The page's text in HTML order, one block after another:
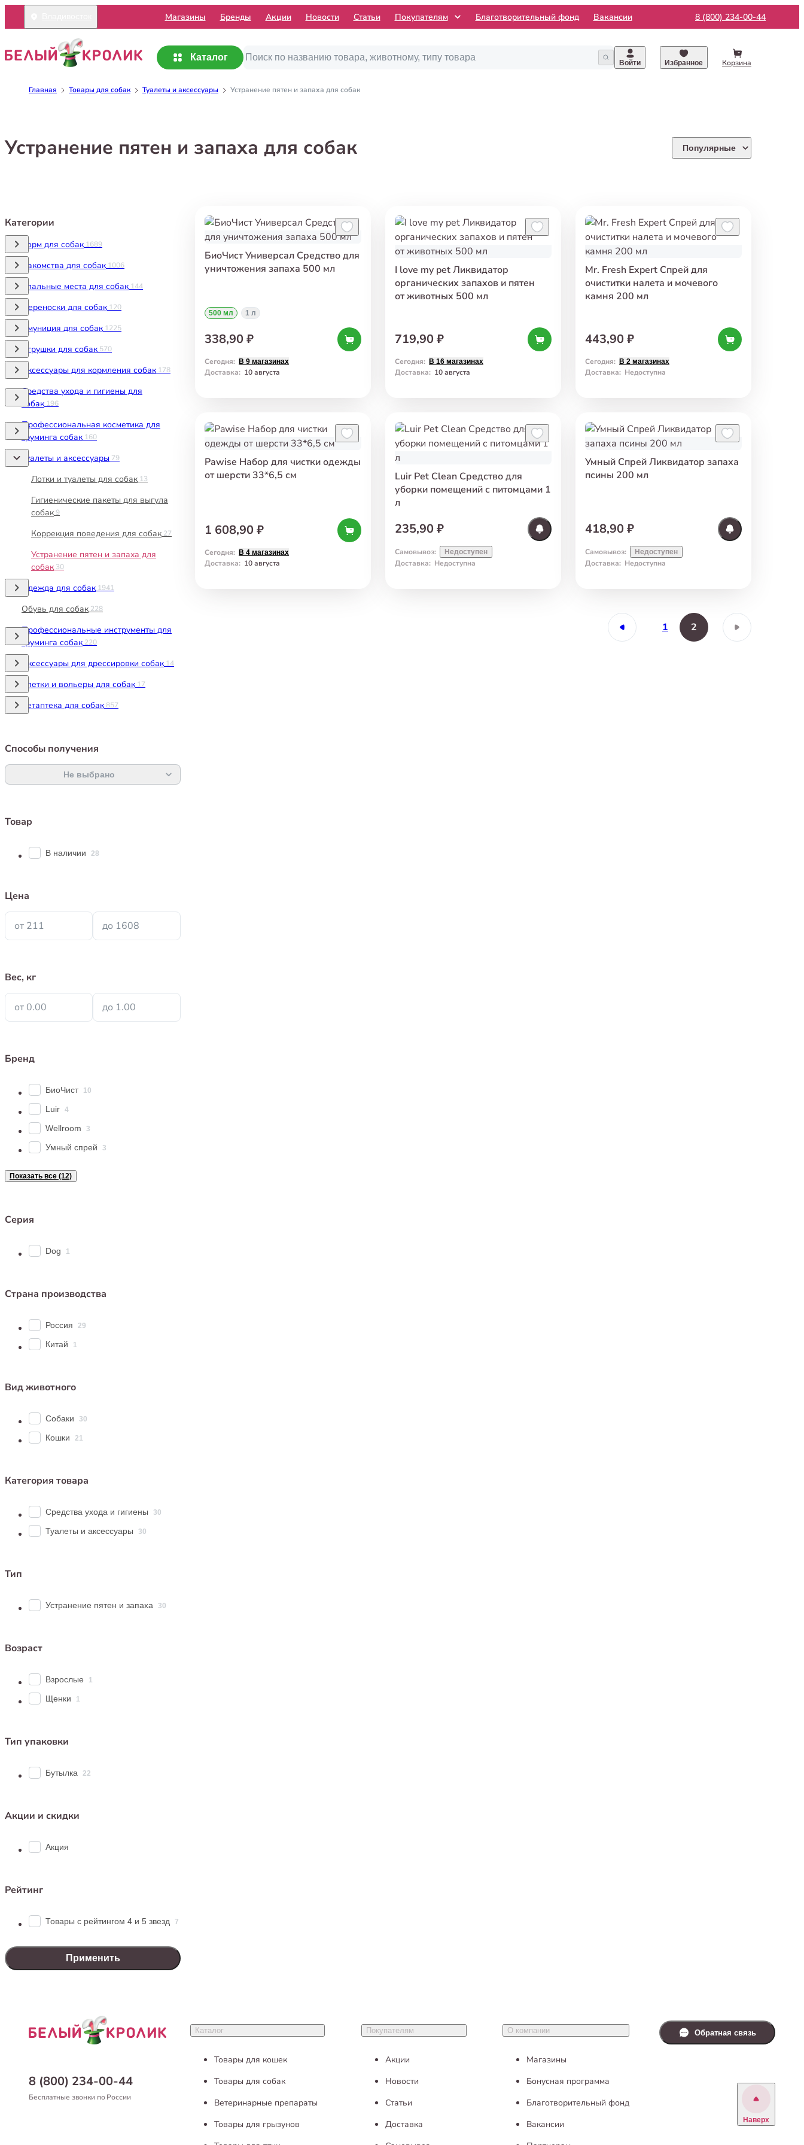
Mагазины Бренды Акции Новости Статьи Покупателям Благотворительный фонд Вакансии 8 (800) 234-00-44
Каталог
Войти Избранное Корзина
Главная Товары для собак Туалеты и аксессуары Устранение пятен и запаха для собак
Устранение пятен и запаха для собак Популярные
Категории
Корм для собак 1689
Лакомства для собак 1006
Спальные места для собак 144
Переноски для собак 120
Амуниция для собак 1225
Игрушки для собак 570
Аксессуары для кормления собак 178
Средства ухода и гигиены для
собак 196
Профессиональная косметика для
груминга собак 160
Туалеты и аксессуары 79
Лотки и туалеты для собак 13
Гигиенические пакеты для выгула
собак 9
Коррекция поведения для собак 27
Устранение пятен и запаха для
собак 30
Одежда для собак 1941
Обувь для собак 228
Профессиональные инструменты для
груминга собак 220
Аксессуары для дрессировки собак 14
Клетки и вольеры для собак 17
Ветаптека для собак 857
Способы получения
Не выбрано
Товар
В наличии 28
Цена
от 211 до 1608
Вес, кг
от 0.00 до 1.00
Бренд
БиоЧист 10
Luir 4
Wellroom 3
Умный спрей 3
Показать все (12)
Серия
Dog 1
Страна производства
Россия 29
Китай 1
Вид животного
Собаки 30
Кошки 21
Категория товара
Средства ухода и гигиены 30
Туалеты и аксессуары 30
Тип
Устранение пятен и запаха 30
Возраст
Взрослые 1
Щенки 1
Тип упаковки
Бутылка 22
Акции и скидки
Акция
Рейтинг
Товары с рейтингом 4 и 5 звезд 7
Применить
БиоЧист Универсал Средство для
уничтожения запаха 500 мл
500 мл 1 л
338,90 ₽
Сегодня: В 9 магазинах
Доставка: 10 августа
I love my pet Ликвидатор
органических запахов и пятен
от животных 500 мл
719,90 ₽
Сегодня: В 16 магазинах
Доставка: 10 августа
Mr. Fresh Expert Спрей для
очиститки налета и мочевого
камня 200 мл
443,90 ₽
Сегодня: В 2 магазинах
Доставка: Недоступна
Pawise Набор для чистки одежды
от шерсти 33*6,5 см
1 608,90 ₽
Сегодня: В 4 магазинах
Доставка: 10 августа
Luir Pet Clean Средство для
уборки помещений с питомцами 1
л
235,90 ₽
Самовывоз: Недоступен
Доставка: Недоступна
Умный Спрей Ликвидатор запаха
псины 200 мл
418,90 ₽
Самовывоз: Недоступен
Доставка: Недоступна
1 2
8 (800) 234-00-44
Бесплатные звонки по России
Каталог
Товары для кошек
Товары для собак
Ветеринарные препараты
Товары для грызунов
Покупателям
Акции
Новости
Статьи
Доставка
О компании
Магазины
Бонусная программа
Благотворительный фонд
Вакансии
Обратная связь
Наверх